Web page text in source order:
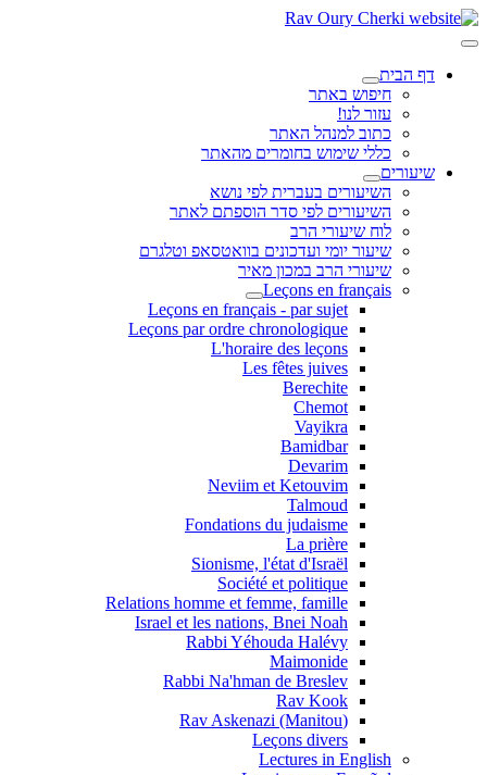
דף הבית
חיפוש באתר
עזור לנו!
כתוב למנהל האתר
כללי שימוש בחומרים מהאתר
שיעורים
השיעורים בעברית לפי נושא
השיעורים לפי סדר הוספתם לאתר
לוח שיעורי הרב
שיעור יומי ועדכונים בוואטסאפ וטלגרם
שיעורי הרב במכון מאיר
Leçons en français
Leçons en français - par sujet
Leçons par ordre chronologique
L'horaire des leçons
Les fêtes juives
Berechite
Chemot
Vayikra
Bamidbar
Devarim
Neviim et Ketouvim
Talmoud
Fondations du judaisme
La prière
Sionisme, l'état d'Israël
Société et politique
Relations homme et femme, famille
Israel et les nations, Bnei Noah
Rabbi Yéhouda Halévy
Maimonide
Rabbi Na'hman de Breslev
Rav Kook
(Rav Askenazi (Manitou
Leçons divers
Lectures in English